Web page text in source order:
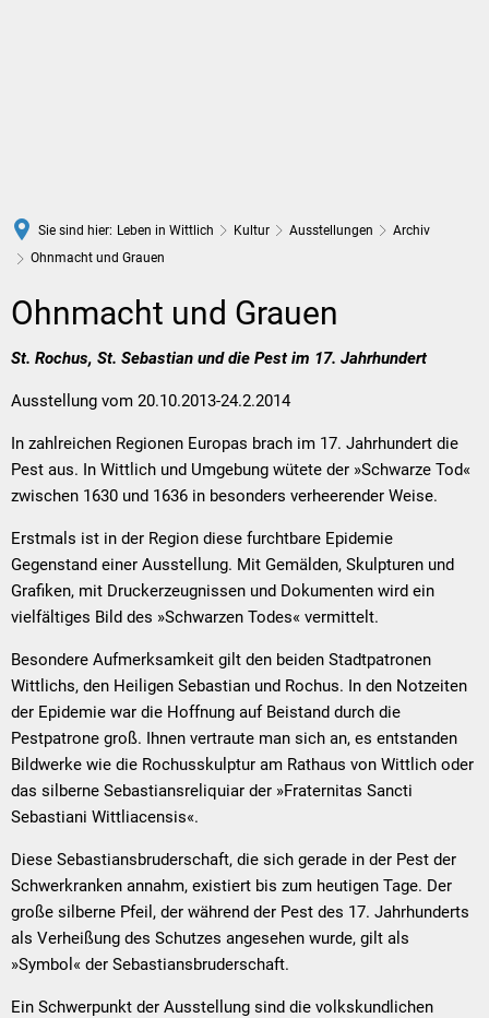
Sie sind hier: Leben in Wittlich Kultur Ausstellungen
Archiv
Ohnmacht und Grauen
Ohnmacht und Grauen
St. Rochus, St. Sebastian und die Pest im 17. Jahrhundert
Ausstellung vom 20.10.2013-24.2.2014
In zahlreichen Regionen Europas brach im 17. Jahrhundert die
Pest aus. In Wittlich und Umgebung wütete der »Schwarze Tod«
zwischen 1630 und 1636 in besonders verheerender Weise.
Erstmals ist in der Region diese furchtbare Epidemie
Gegenstand einer Ausstellung. Mit Gemälden, Skulpturen und
Grafiken, mit Druckerzeugnissen und Dokumenten wird ein
vielfältiges Bild des »Schwarzen Todes« vermittelt.
Besondere Aufmerksamkeit gilt den beiden Stadtpatronen
Wittlichs, den Heiligen Sebastian und Rochus. In den Notzeiten
der Epidemie war die Hoffnung auf Beistand durch die
Pestpatrone groß. Ihnen vertraute man sich an, es entstanden
Bildwerke wie die Rochusskulptur am Rathaus von Wittlich oder
das silberne Sebastiansreliquiar der »Fraternitas Sancti
Sebastiani Wittliacensis«.
Diese Sebastiansbruderschaft, die sich gerade in der Pest der
Schwerkranken annahm, existiert bis zum heutigen Tage. Der
große silberne Pfeil, der während der Pest des 17. Jahrhunderts
als Verheißung des Schutzes angesehen wurde, gilt als
»Symbol« der Sebastiansbruderschaft.
Ein Schwerpunkt der Ausstellung sind die volkskundlichen